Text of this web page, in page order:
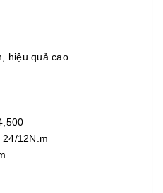
hiệu quả cao
12N.m